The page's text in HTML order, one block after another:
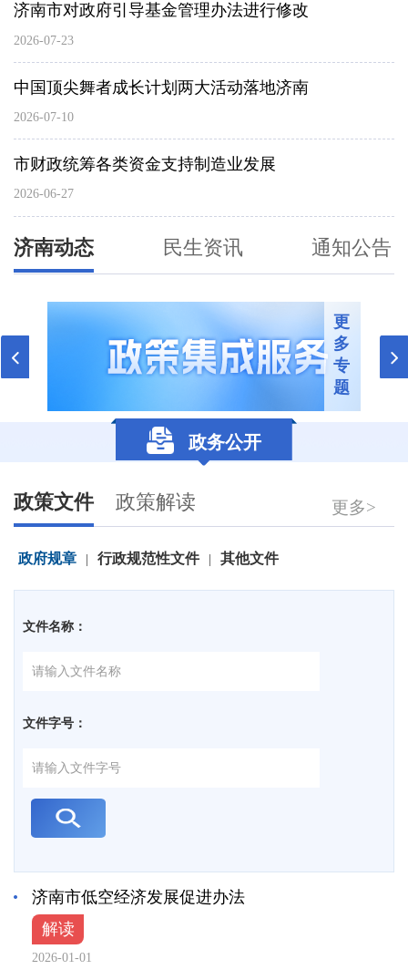
济南市对政府引导基金管理办法进行修改
2026-07-23
中国顶尖舞者成长计划两大活动落地济南
2026-07-10
市财政统筹各类资金支持制造业发展
2026-06-27
济南动态 民生资讯 通知公告
更
多
专
题
政务公开
政策文件 政策解读 更多>
政府规章 | 行政规范性文件 | 其他文件
文件名称：
文件字号：
济南市低空经济发展促进办法
解读
2026-01-01